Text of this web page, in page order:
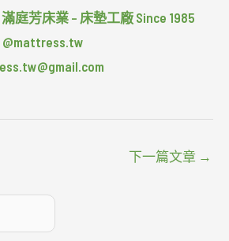
滿庭芳床業 – 床墊工廠 Since 1985
下一篇文章 →